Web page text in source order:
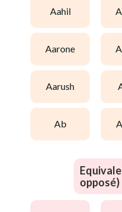
aahil
aarone
aarush
ab
opposé)